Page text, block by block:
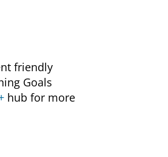
friendly
Goals
hub for more